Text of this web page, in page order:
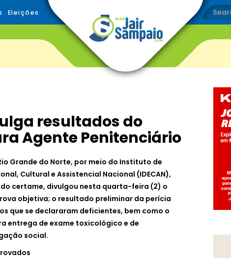
Eleições
resultados do
Agente Penitenciário
Grande do Norte, por meio do Instituto de
Cultural e Assistencial Nacional (IDECAN),
certame, divulgou nesta quarta-feira (2) o
objetiva; o resultado preliminar da perícia
que se declararam deficientes, bem como o
entrega de exame toxicológico e de
social.